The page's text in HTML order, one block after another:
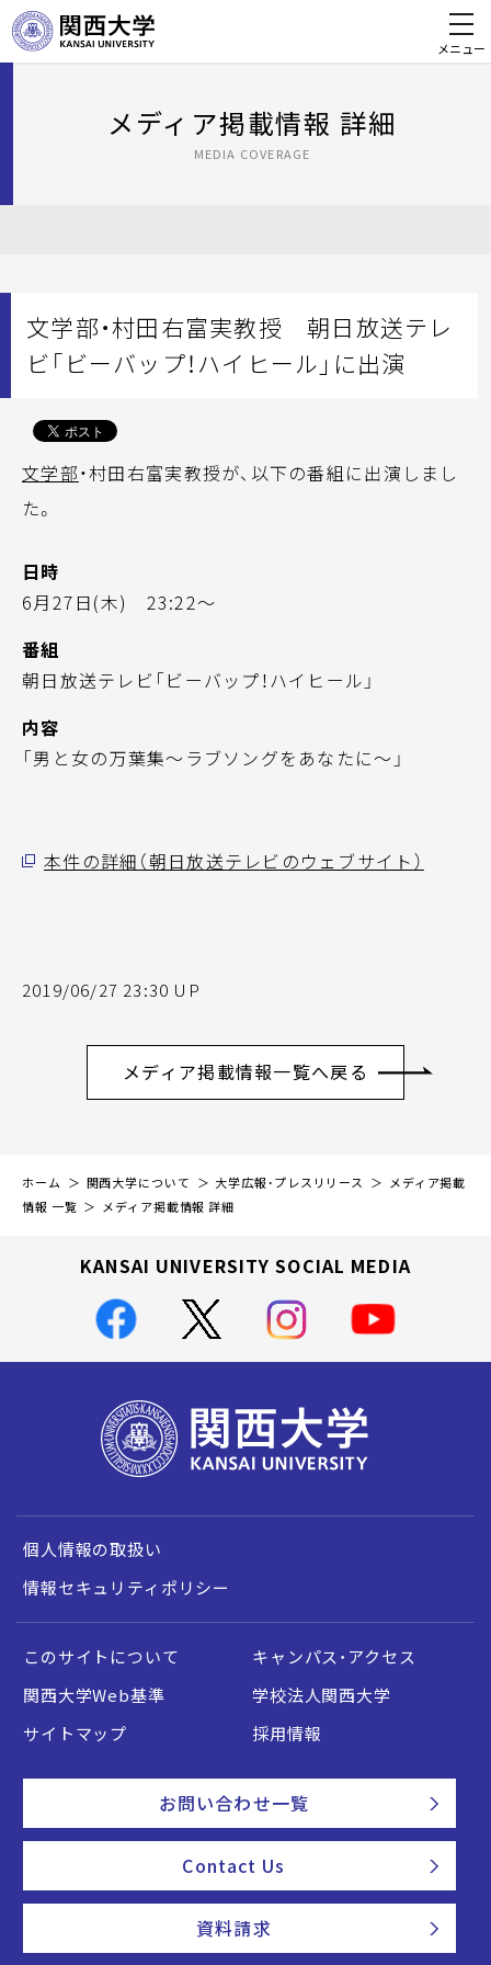
メニュー
メディア掲載情報 詳細
MEDIA COVERAGE
文学部・村田右富実教授 朝日放送テレ
ビ「ビーバップ！ハイヒール」に出演
文学部・村田右富実教授が、以下の番組に出演しまし
た。
日時
6月27日(木) 23:22～
番組
朝日放送テレビ「ビーバップ！ハイヒール」
内容
「男と女の万葉集～ラブソングをあなたに～」
本件の詳細（朝日放送テレビのウェブサイト）
2019/06/27 23:30 UP
メディア掲載情報一覧へ戻る
ホーム 関西大学について 大学広報・プレスリリース
メディア掲載
情報 一覧
メディア掲載情報 詳細
KANSAI UNIVERSITY SOCIAL MEDIA
個人情報の取扱い
情報セキュリティポリシー
このサイトについて
キャンパス・アクセス
関西大学Web基準
学校法人関西大学
サイトマップ
採用情報
お問い合わせ一覧
Contact Us
資料請求